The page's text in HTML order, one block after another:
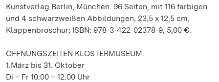
Kunstverlag Berlin, München. 96 Seiten, mit 116 farbigen
und 4 schwarzweißen Abbildungen, 23,5 x 12,5 cm,
Klappenbroschur; ISBN: 978-3-422-02378-9, 5,00 €.
ÖFFNUNGSZEITEN KLOSTERMUSEUM:
1.März bis 31. Oktober
Di – Fr 10.00 – 12.00 Uhr